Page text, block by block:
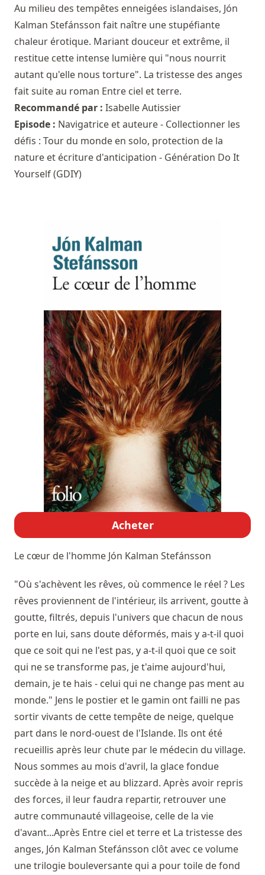
Au milieu des tempêtes enneigées islandaises, Jón
Kalman Stefánsson fait naître une stupéfiante
chaleur érotique. Mariant douceur et extrême, il
restitue cette intense lumière qui "nous nourrit
autant qu'elle nous torture". La tristesse des anges
fait suite au roman Entre ciel et terre.
Recommandé par : Isabelle Autissier
Episode : Navigatrice et auteure - Collectionner les
défis : Tour du monde en solo, protection de la
nature et écriture d'anticipation - Génération Do It
Yourself (GDIY)
Acheter
Le cœur de l'homme Jón Kalman Stefánsson
"Où s'achèvent les rêves, où commence le réel ? Les
rêves proviennent de l'intérieur, ils arrivent, goutte à
goutte, filtrés, depuis l'univers que chacun de nous
porte en lui, sans doute déformés, mais y a-t-il quoi
que ce soit qui ne l'est pas, y a-t-il quoi que ce soit
qui ne se transforme pas, je t'aime aujourd'hui,
demain, je te hais - celui qui ne change pas ment au
monde." Jens le postier et le gamin ont failli ne pas
sortir vivants de cette tempête de neige, quelque
part dans le nord-ouest de l'Islande. Ils ont été
recueillis après leur chute par le médecin du village.
Nous sommes au mois d'avril, la glace fondue
succède à la neige et au blizzard. Après avoir repris
des forces, il leur faudra repartir, retrouver une
autre communauté villageoise, celle de la vie
d'avant...Après Entre ciel et terre et La tristesse des
anges, Jón Kalman Stefánsson clôt avec ce volume
une trilogie bouleversante qui a pour toile de fond